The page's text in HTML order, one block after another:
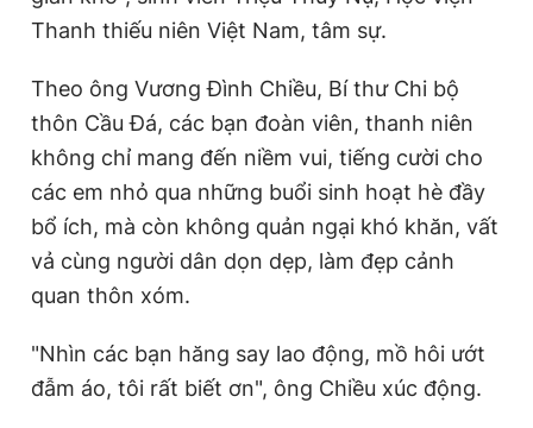
Thanh thiếu niên Việt Nam, tâm sự.
Theo ông Vương Đình Chiều, Bí thư Chi bộ
thôn Cầu Đá, các bạn đoàn viên, thanh niên
không chỉ mang đến niềm vui, tiếng cười cho
các em nhỏ qua những buổi sinh hoạt hè đầy
bổ ích, mà còn không quản ngại khó khăn, vất
vả cùng người dân dọn dẹp, làm đẹp cảnh
quan thôn xóm.
"Nhìn các bạn hăng say lao động, mồ hôi ướt
đẫm áo, tôi rất biết ơn", ông Chiều xúc động.